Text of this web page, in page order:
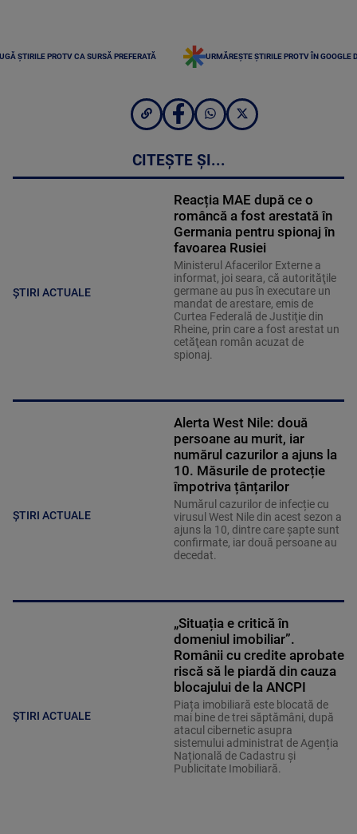
ȘTIRILE PROTV CA SURSĂ PREFERATĂ URMĂREȘTE ȘTIRILE PROTV ÎN GOOGLE
CITEȘTE ȘI...
ȘTIRI ACTUALE
Reacția MAE după ce o
româncă a fost arestată în
Germania pentru spionaj în
favoarea Rusiei
Ministerul Afacerilor Externe a
informat, joi seara, că autorităţile
germane au pus în executare un
mandat de arestare, emis de
Curtea Federală de Justiţie din
Rheine, prin care a fost arestat un
cetăţean român acuzat de
spionaj.
ȘTIRI ACTUALE
Alerta West Nile: două
persoane au murit, iar
numărul cazurilor a ajuns la
10. Măsurile de protecție
împotriva țânțarilor
Numărul cazurilor de infecție cu
virusul West Nile din acest sezon a
ajuns la 10, dintre care șapte sunt
confirmate, iar două persoane au
decedat.
ȘTIRI ACTUALE
„Situația e critică în
domeniul imobiliar”.
Românii cu credite aprobate
riscă să le piardă din cauza
blocajului de la ANCPI
Piața imobiliară este blocată de
mai bine de trei săptămâni, după
atacul cibernetic asupra
sistemului administrat de Agenția
Națională de Cadastru și
Publicitate Imobiliară.